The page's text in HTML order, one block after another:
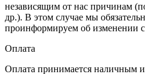
независящим от нас причинам
др.). В этом случае мы
проинформируем об изменении
Оплата
Оплата принимается наличным